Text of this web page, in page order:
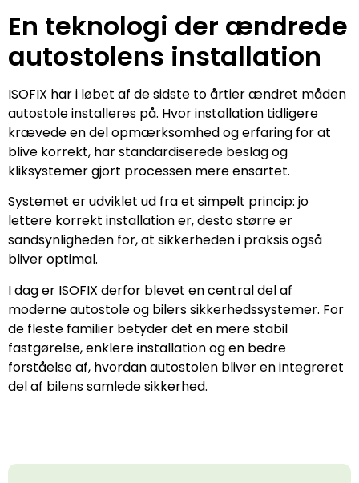
En teknologi der ændrede
autostolens installation
ISOFIX har i løbet af de sidste to årtier ændret måden
autostole installeres på. Hvor installation tidligere
krævede en del opmærksomhed og erfaring for at
blive korrekt, har standardiserede beslag og
kliksystemer gjort processen mere ensartet.
Systemet er udviklet ud fra et simpelt princip: jo
lettere korrekt installation er, desto større er
sandsynligheden for, at sikkerheden i praksis også
bliver optimal.
I dag er ISOFIX derfor blevet en central del af
moderne autostole og bilers sikkerhedssystemer. For
de fleste familier betyder det en mere stabil
fastgørelse, enklere installation og en bedre
forståelse af, hvordan autostolen bliver en integreret
del af bilens samlede sikkerhed.